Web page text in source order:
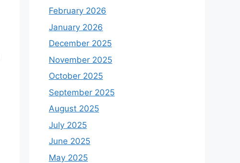
February 2026
January 2026
December 2025
November 2025
October 2025
September 2025
August 2025
July 2025
June 2025
May 2025